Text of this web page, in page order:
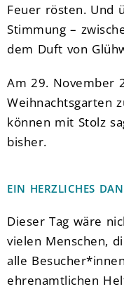
Feuer rösten. Und
Stimmung –
dem Duft von
Am 29. November
Weihnachtsgarten
können mit Stolz
bisher.
EIN HERZLICHES
Dieser Tag wäre
vielen Menschen,
alle
ehrenamtlichen